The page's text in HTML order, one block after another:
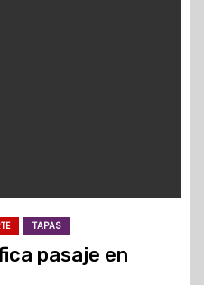
TAPAS
pasaje en